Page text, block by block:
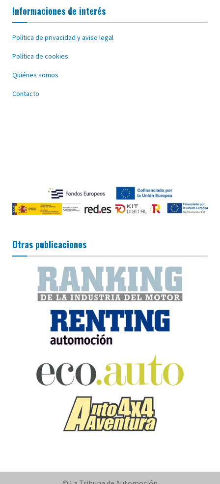
Informaciones de interés
Política de privacidad y aviso legal
Política de cookies
Quiénes somos
Contacto
Otras publicaciones